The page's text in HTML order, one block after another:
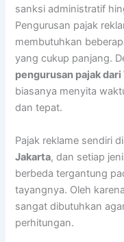
sanksi administratif
Pengurusan pajak
membutuhkan
yang cukup panjang.
pengurusan pajak dari
biasanya menyita
dan tepat.
Pajak reklame sendiri
Jakarta, dan setiap
berbeda tergantung
tayangnya. Oleh
sangat dibutuhkan
perhitungan.